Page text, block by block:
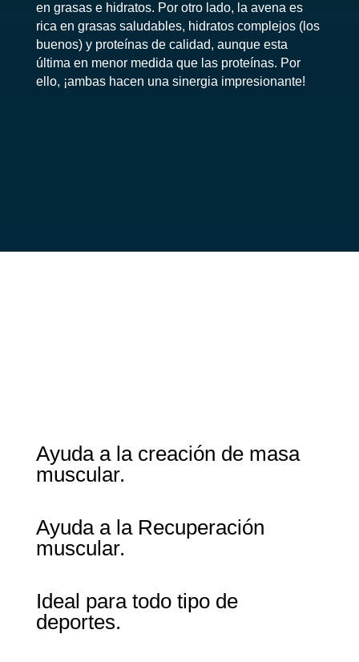
en grasas e hidratos. Por otro lado, la avena es
rica en grasas saludables, hidratos complejos (los
buenos) y proteínas de calidad, aunque esta
última en menor medida que las proteínas. Por
ello, ¡ambas hacen una sinergia impresionante!
Ayuda a la creación de masa
muscular.
Ayuda a la Recuperación
muscular.
Ideal para todo tipo de
deportes.